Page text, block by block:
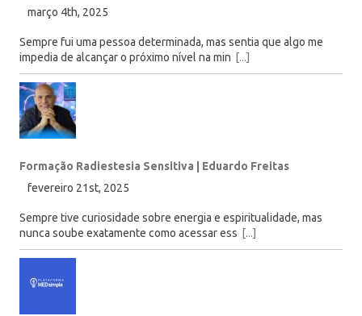
março 4th, 2025
Sempre fui uma pessoa determinada, mas sentia que algo me
impedia de alcançar o próximo nível na min [...]
Formação Radiestesia Sensitiva | Eduardo Freitas
fevereiro 21st, 2025
Sempre tive curiosidade sobre energia e espiritualidade, mas
nunca soube exatamente como acessar ess [...]